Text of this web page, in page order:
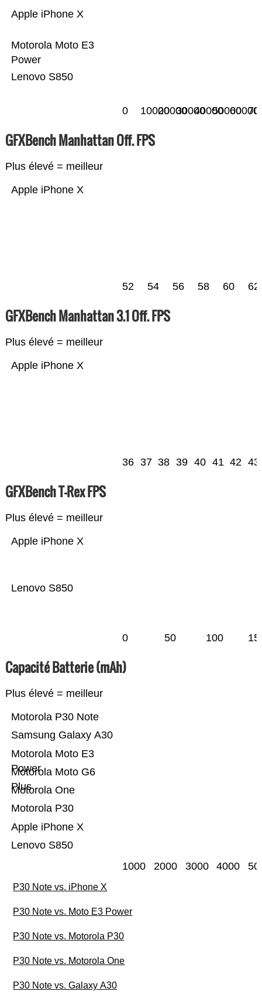
Lenovo S850
Motorola Moto E3
Power
Apple iPhone X
0 100002000030000400005000060000
GFXBench Manhattan Off. FPS
Plus élevé = meilleur
Apple iPhone X
52 54 56 58 60 62
GFXBench Manhattan 3.1 Off. FPS
Plus élevé = meilleur
Apple iPhone X
36 37 38 39 40 41 42 43
GFXBench T-Rex FPS
Plus élevé = meilleur
Lenovo S850
Apple iPhone X
0 50 100
Capacité Batterie (mAh)
Plus élevé = meilleur
Lenovo S850
Apple iPhone X
Motorola P30
Motorola One
Motorola Moto G6
Plus
Motorola Moto E3
Power
Samsung Galaxy A30
Motorola P30 Note
1000 2000 3000 4000
P30 Note vs. iPhone X
P30 Note vs. Moto E3 Power
P30 Note vs. Motorola P30
P30 Note vs. Motorola One
P30 Note vs. Galaxy A30